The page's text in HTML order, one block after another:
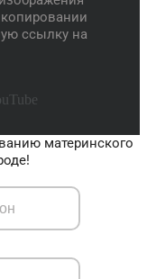
ссылку на
материнского